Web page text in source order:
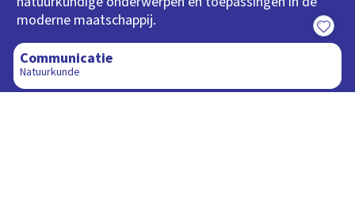
moderne maatschappij.
Communicatie
Natuurkunde